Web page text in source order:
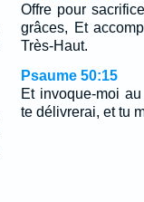
Offre pour
grâces, Et
Très-Haut.
Psaume 50:15
Et invoque-moi
te délivrerai, et tu